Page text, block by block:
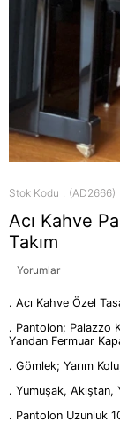
Stok Kodu (AD2666)
Acı Kahve
Takım
Yorumlar
. Acı Kahve Özel
. Pantolon; Palazzo
Yandan Fermuar
. Gömlek; Yarım
. Yumuşak, Akıştan,
. Pantolon Uzunluk